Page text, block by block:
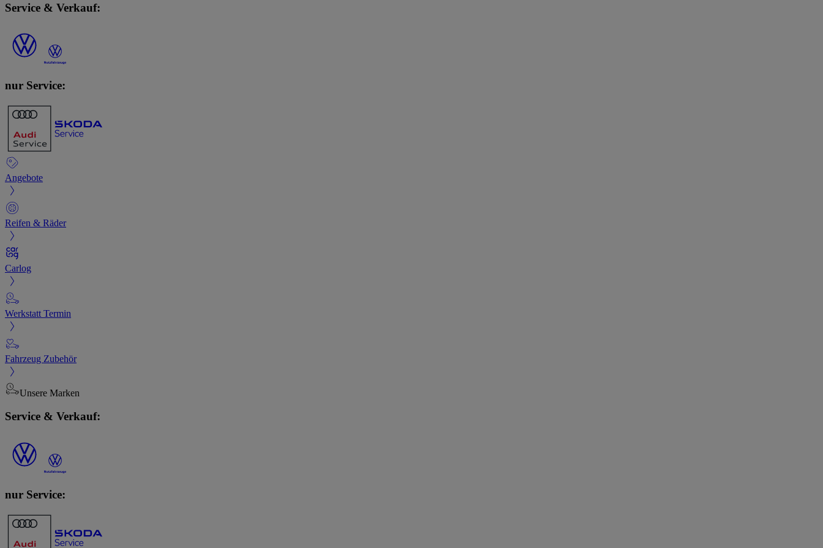
Service & Verkauf:
nur Service:
Angebote
Reifen & Räder
Carlog
Werkstatt Termin
Fahrzeug Zubehör
Unsere Marken
Service & Verkauf:
nur Service: